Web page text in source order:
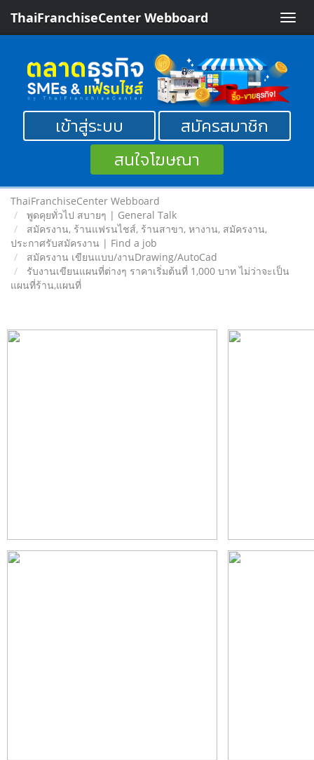
Toggle
ThaiFranchiseCenter Webboard
เข้าสู่ระบบ
สมัครสมาชิก
สนใจโฆษณา
ThaiFranchiseCenter Webboard
พูดคุยทั่วไป สบายๆ | General Talk
สมัครงาน, ร้านแฟรนไชส์, ร้านสาขา, หางาน, สมัครงาน,
ประกาศรับสมัครงาน | Find a job
สมัครงาน เขียนแบบ/งานDrawing/AutoCad
รับงานเขียนแผนที่ต่างๆ ราคาเริ่มต้นที่ 1,000 บาท ไม่ว่าจะเป็น
แผนที่ร้าน,แผนที่